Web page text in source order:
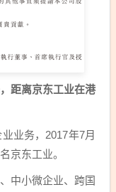
距离京东工业在港
业务，2017年7月
京东工业。
中小微企业、跨国